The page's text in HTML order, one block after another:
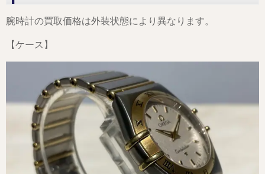
腕時計の買取価格は外装状態により異なります。
【ケース】